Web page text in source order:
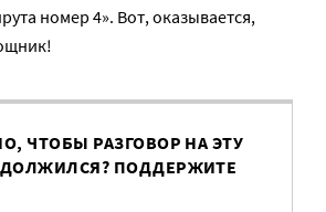
номер 4». Вот, оказывается,
ЧТОБЫ РАЗГОВОР НА ЭТУ
ПОДДЕРЖИТЕ